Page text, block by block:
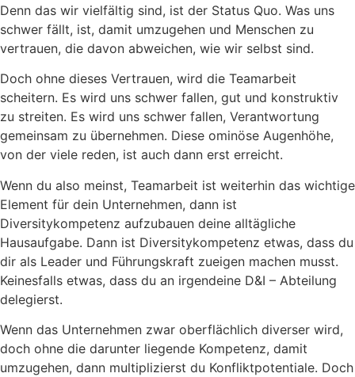
Denn das wir vielfältig sind, ist der Status Quo. Was uns
schwer fällt, ist, damit umzugehen und Menschen zu
vertrauen, die davon abweichen, wie wir selbst sind.
Doch ohne dieses Vertrauen, wird die Teamarbeit
scheitern. Es wird uns schwer fallen, gut und konstruktiv
zu streiten. Es wird uns schwer fallen, Verantwortung
gemeinsam zu übernehmen. Diese ominöse Augenhöhe,
von der viele reden, ist auch dann erst erreicht.
Wenn du also meinst, Teamarbeit ist weiterhin das wichtige
Element für dein Unternehmen, dann ist
Diversitykompetenz aufzubauen deine alltägliche
Hausaufgabe. Dann ist Diversitykompetenz etwas, dass du
dir als Leader und Führungskraft zueigen machen musst.
Keinesfalls etwas, dass du an irgendeine D&I – Abteilung
delegierst.
Wenn das Unternehmen zwar oberflächlich diverser wird,
doch ohne die darunter liegende Kompetenz, damit
umzugehen, dann multiplizierst du Konfliktpotentiale. Doch